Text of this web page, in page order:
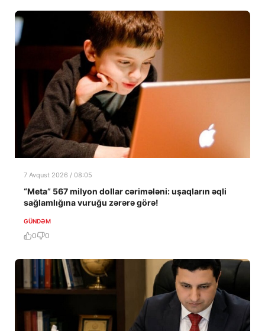
7 Avqust 2026 / 08:05
“Meta” 567 milyon dollar cərimələni: uşaqların əqli
sağlamlığına vuruğu zərərə görə!
GÜNDƏM
0 0